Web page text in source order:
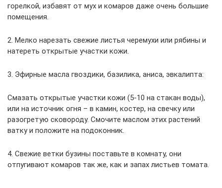
горелкой, избавят от мух и комаров даже очень большие
помещения.
2. Мелко нарезать свежие листья черемухи или рябины и
натереть открытые участки кожи.
3. Эфирные масла гвоздики, базилика, аниса, эвкалипта:
Смазать открытые участки кожи (5-10 на стакан воды),
или на источник огня – в камин, костер, на свечку или
разогретую сковороду. Смочите маслом этих растений
ватку и положите на подоконник.
4. Свежие ветки бузины поставьте в комнату, они
отпугивают комаров так же, как и запах листьев томата.